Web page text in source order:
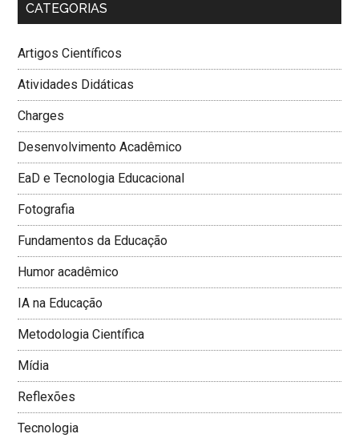
CATEGORIAS
Artigos Científicos
Atividades Didáticas
Charges
Desenvolvimento Acadêmico
EaD e Tecnologia Educacional
Fotografia
Fundamentos da Educação
Humor acadêmico
IA na Educação
Metodologia Cientí­fica
Mí­dia
Reflexões
Tecnologia